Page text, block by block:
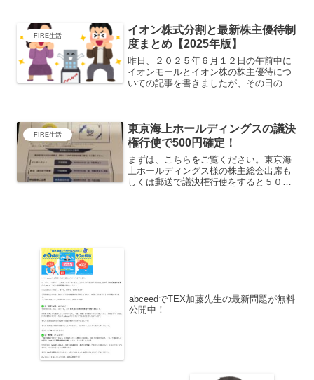
に1杯と1日に3杯く...
FIRE生活
イオン株式分割と最新株主優待制
度まとめ【2025年版】
昨日、２０２５年６月１２日の午前中に
イオンモールとイオン株の株主優待につ
いての記事を書きましたが、その日の夕
の株主を対象に、1...
FIRE生活
東京海上ホールディングスの議決
権行使で500円確定！
まずは、こちらをご覧ください。東京海
上ホールディングス様の株主総会出席も
しくは郵送で議決権行使をすると５００
abceedでTEX加藤先生の最新問題が無料
公開中！